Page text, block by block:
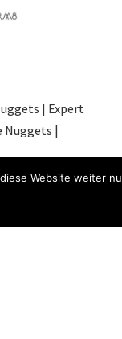
| Expert
Nuggets |
– Planung
Website weiter